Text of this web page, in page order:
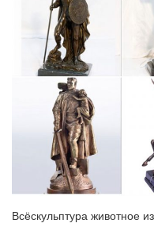
соответствовать общему
помещения.Собака (или
олицетворение отваги,
бескорыстия.
Фарфоровые статуэтки
фарфоровые…
Само название указывает
удивительный жанр
описание: Клоун –
радости.
Всёскульптура животное